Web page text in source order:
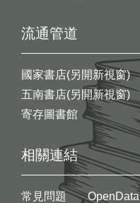
流通管道
國家書店(另開新視窗)
五南書店(另開新視窗)
寄存圖書館
相關連結
常見問題
OpenData